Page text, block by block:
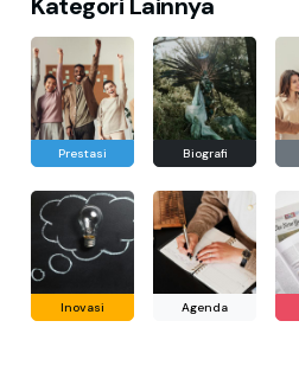
Prestasi Biografi
Inovasi Agenda